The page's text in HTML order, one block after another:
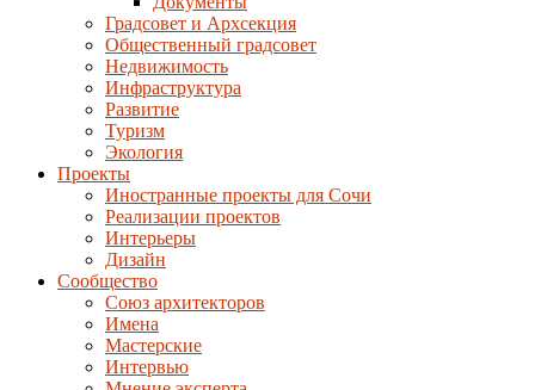
Градсовет и Архсекция
Общественный градсовет
Недвижимость
Инфраструктура
Развитие
Туризм
Экология
Проекты
Иностранные проекты для Сочи
Реализации проектов
Интерьеры
Дизайн
Сообщество
Союз архитекторов
Имена
Мастерские
Интервью